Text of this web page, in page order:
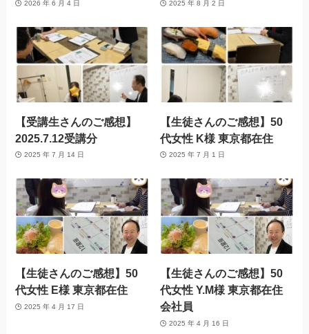
2026 年 6 月 4 日 2025 年 8 月 2 日
【受講生さんのご感想】
2025.7.12受講分
2025 年 7 月 14 日
【生徒さんのご感想】50
代女性 K様 東京都在住
2025 年 7 月 1 日
【生徒さんのご感想】50
代女性 E様 東京都在住
2025 年 4 月 17 日
【生徒さんのご感想】50
代女性 Y.M様 東京都在住
会社員
2025 年 4 月 16 日